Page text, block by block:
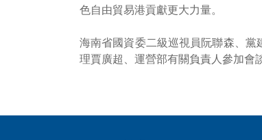
色自由貿易港貢獻更大力量。
海南省國資委二級巡視員阮聯森、
理賈廣超、運營部有關負責人參加會